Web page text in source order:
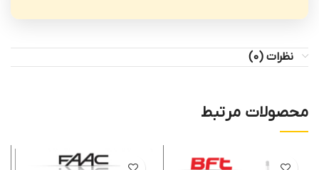
نظرات (0)
محصولات مرتبط